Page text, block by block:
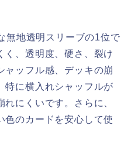
無地透明スリーブの1位で
く、透明度、硬さ、裂け
ャッフル感、デッキの崩
特に横入れシャッフルが
にくいです。さらに、
色のカードを安心して使